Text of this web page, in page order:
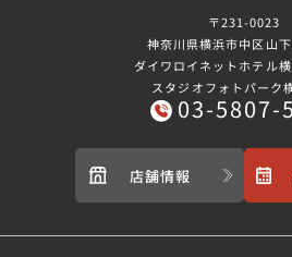
〒231-0023
神奈川県横浜市中区山
ダイワロイネットホテル
スタジオフォトパーク
03-5807-
店舗情報